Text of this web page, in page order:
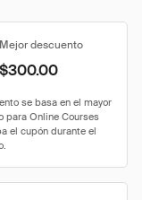
Mejor descuento
$300.00